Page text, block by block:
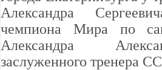
Александра
чемпиона Мира по
Александра
заслуженного тренера